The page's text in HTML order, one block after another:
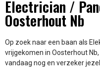
Electrician /
Oosterhout Nb
Op zoek naar een baan als
vrijgekomen in Oosterhout
vandaag nog en verzeker